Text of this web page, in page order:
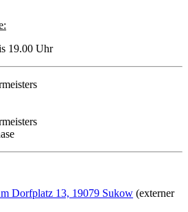
19.00 Uhr
Dorfplatz 13, 19079 Sukow (externer